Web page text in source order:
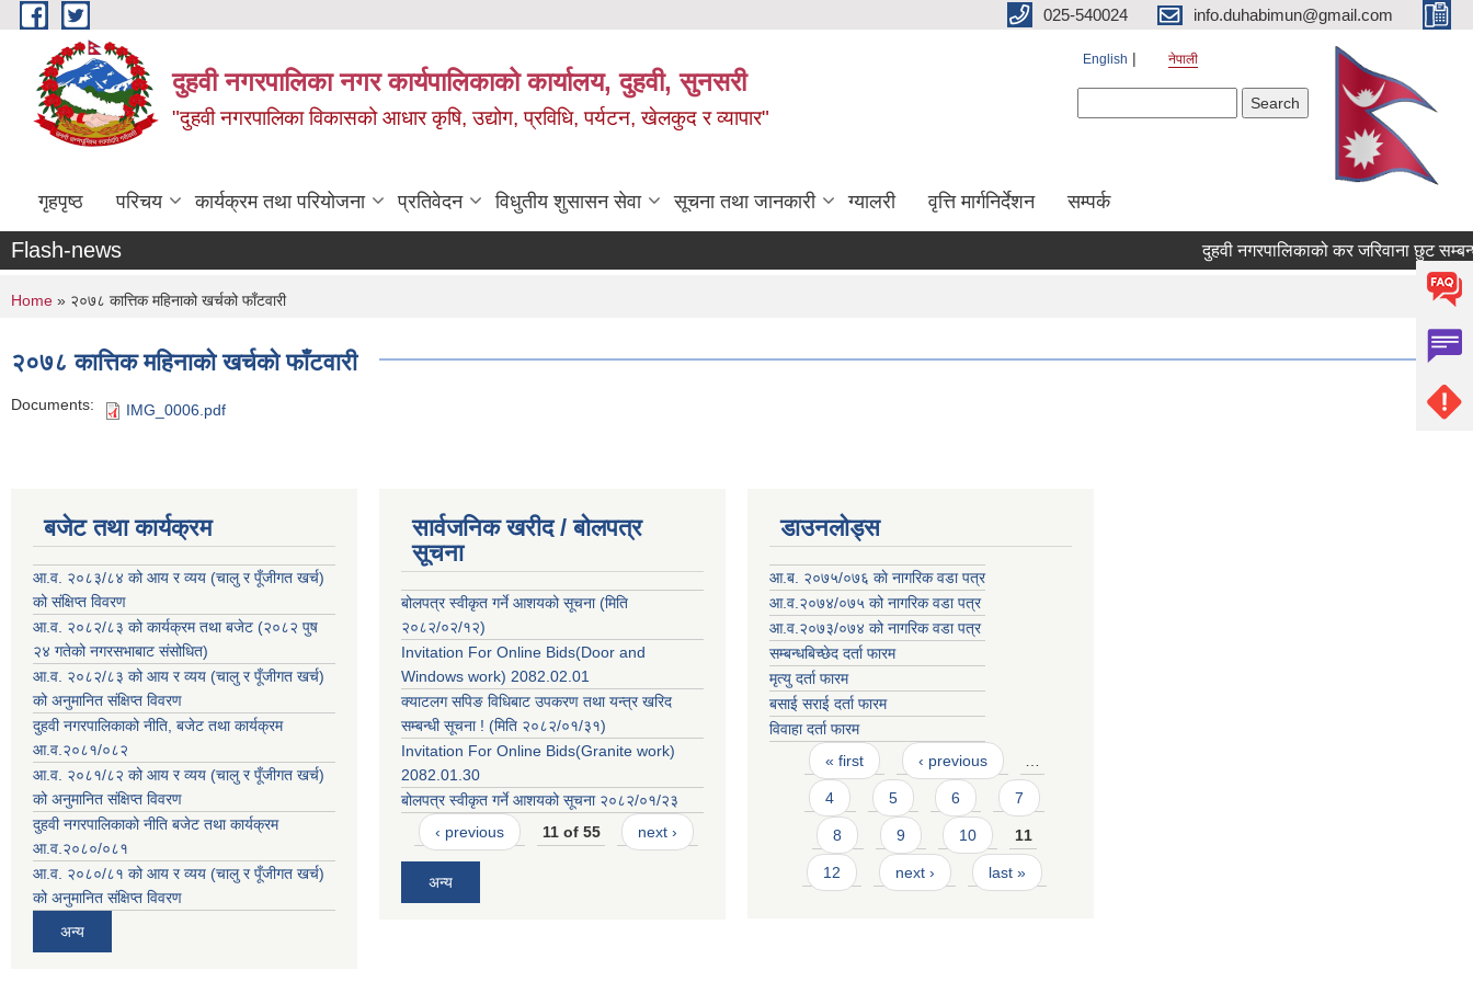
Skip to main content 025-540024 info.duhabimun@gmail.com
दुहवी नगरपालिका नगर कार्यपालिकाको कार्यालय, दुहवी, सुनसरी
"दुहवी नगरपालिका विकासको आधार कृषि, उद्योग, प्रविधि, पर्यटन, खेलकुद र व्यापार"
English नेपाली
गृहपृष्ठ परिचय कार्यक्रम तथा परियोजना प्रतिवेदन विधुतीय शुसासन सेवा सूचना तथा जानकारी ग्यालरी वृत्ति मार्गनिर्देशन सम्पर्क
Flash-news दुहवी नगरपालिकाको कर जरिवाना छुट
You are here
Home » २०७८ कात्तिक महिनाको खर्चको फाँटवारी
२०७८ कात्तिक महिनाको खर्चको फाँटवारी
Documents: IMG_0006.pdf
बजेट तथा कार्यक्रम
आ.व. २०८३/८४ को आय र व्यय (चालु र पूँजीगत खर्च)
को संक्षिप्त विवरण
आ.व. २०८२/८३ को कार्यक्रम तथा बजेट (२०८२ पुष
२४ गतेको नगरसभाबाट संसोधित)
आ.व. २०८२/८३ को आय र व्यय (चालु र पूँजीगत खर्च)
को अनुमानित संक्षिप्त विवरण
दुहवी नगरपालिकाको नीति, बजेट तथा कार्यक्रम
आ.व.२०८१/०८२
आ.व. २०८१/८२ को आय र व्यय (चालु र पूँजीगत खर्च)
को अनुमानित संक्षिप्त विवरण
दुहवी नगरपालिकाको नीति बजेट तथा कार्यक्रम
आ.व.२०८०/०८१
आ.व. २०८०/८१ को आय र व्यय (चालु र पूँजीगत खर्च)
को अनुमानित संक्षिप्त विवरण
अन्य
सार्वजनिक खरीद / बोलपत्र
सूचना
बोलपत्र स्वीकृत गर्ने आशयको सूचना (मिति
२०८२/०२/१२)
Invitation For Online Bids(Door and
Windows work) 2082.02.01
क्याटलग सपिङ विधिबाट उपकरण तथा यन्त्र खरिद
सम्बन्धी सूचना ! (मिति २०८२/०१/३१)
Invitation For Online Bids(Granite work)
2082.01.30
बोलपत्र स्वीकृत गर्ने आशयको सूचना २०८२/०१/२३
‹ previous
11 of 55 next ›
अन्य
डाउनलोड्स
आ.ब. २०७५/०७६ काे नागरिक वडा पत्र
आ.व.२०७४/०७५ को नागरिक वडा पत्र
आ.व.२०७३/०७४ को नागरिक वडा पत्र
सम्बन्धबिच्छेद दर्ता फारम
मृत्यु दर्ता फारम
बसाई सराई दर्ता फारम
विवाहा दर्ता फारम
Pages
« first ‹ previous
4 5 6 7
8 9 10 11
12 next › last »